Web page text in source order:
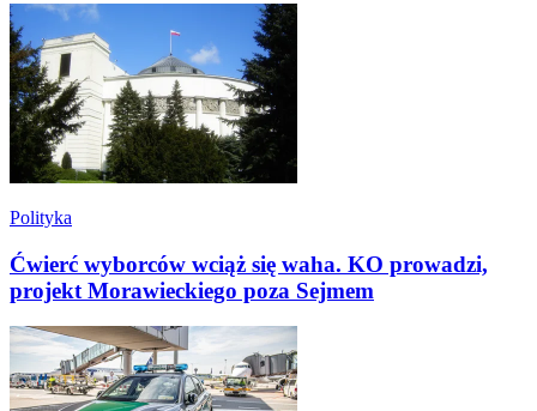
Polityka
Ćwierć wyborców wciąż się waha. KO prowadzi,
projekt Morawieckiego poza Sejmem